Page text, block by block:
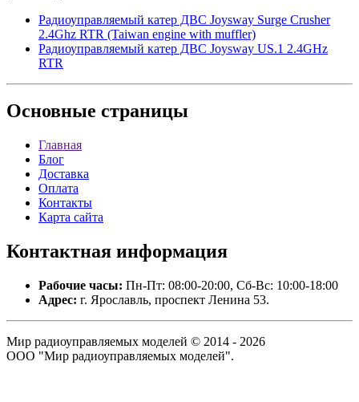
Радиоуправляемый катер ДВС Joysway Surge Crusher
2.4Ghz RTR (Taiwan engine with muffler)
Радиоуправляемый катер ДВС Joysway US.1 2.4GHz
RTR
Основные страницы
Главная
Блог
Доставка
Оплата
Контакты
Карта сайта
Контактная информация
Рабочие часы: Пн-Пт: 08:00-20:00, Сб-Вс: 10:00-18:00
Адрес: г. Ярославль, проспект Ленина 53.
Мир радиоуправляемых моделей © 2014 - 2026
ООО "Мир радиоуправляемых моделей".